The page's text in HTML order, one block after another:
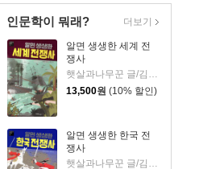
인문학이 뭐래?
알면 생생한 세계 전
쟁사
햇살과나무꾼 글/김유 그림
13,500원 (10% 할인)
알면 생생한 한국 전
쟁사
더보기